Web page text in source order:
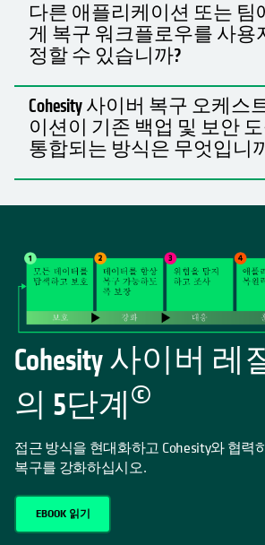
다른 애플리케이션 또는 팀
게 복구 워크플로우를 사용
정할 수 있습니까?
Cohesity 사이버 복구 오케스
이션이 기존 백업 및 보안
통합되는 방식은 무엇입니
Cohesity 사이버
의 5단계 ©
접근 방식을 현대화하고 Cohesity와 협력
복구를 강화하십시오.
EBOOK 읽기